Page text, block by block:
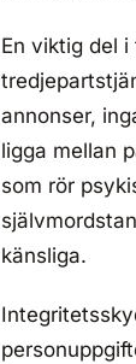
En viktig del
annonser,
ligga mellan
som rör
känsliga.